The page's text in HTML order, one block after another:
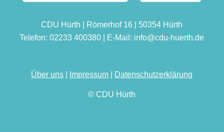
CDU Hürth | Römerhof 16 | 50354 Hürth
Telefon: 02233 400380 | E-Mail: info@cdu-huerth.de
Über uns Impressum Datenschutzerklärung
© CDU Hürth